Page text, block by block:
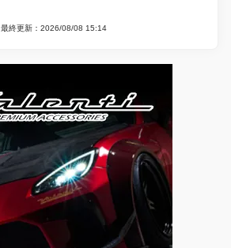
最終更新：2026/08/08 15:14